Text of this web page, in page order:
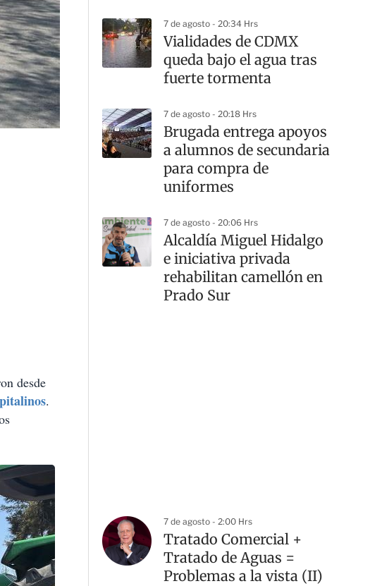
desde
.
7 de agosto - 20:34 Hrs
Vialidades de CDMX
queda bajo el agua tras
fuerte tormenta
7 de agosto - 20:18 Hrs
Brugada entrega apoyos
a alumnos de secundaria
para compra de
uniformes
7 de agosto - 20:06 Hrs
Alcaldía Miguel Hidalgo
e iniciativa privada
rehabilitan camellón en
Prado Sur
7 de agosto - 2:00 Hrs
Tratado Comercial +
Tratado de Aguas =
Problemas a la vista (II)